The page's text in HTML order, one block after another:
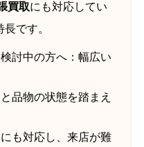
買取にも対応してい
です。
討中の方へ：幅広い
品物の状態を踏まえ
も対応し、来店が難